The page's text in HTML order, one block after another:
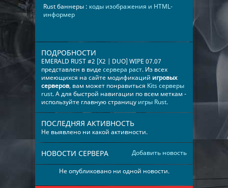
Rust баннеры : коды изображения и HTML-
информер
ПОДРОБНОСТИ
EMERALD RUST #2 [X2 | DUO] WIPE 07.07
представлен в видесервера раст. Из всех
имеющихся на сайте модификаций игровых
серверов, вам может понравиться Kits серверы
rust. А для быстрой навигации по всем меткам -
используйте главную страницу игры Rust.
ПОСЛЕДНЯЯ АКТИВНОСТЬ
Не выявлено ни какой активности.
Добавить новость
НОВОСТИ СЕРВЕРА
Не опубликовано ни одной новости.